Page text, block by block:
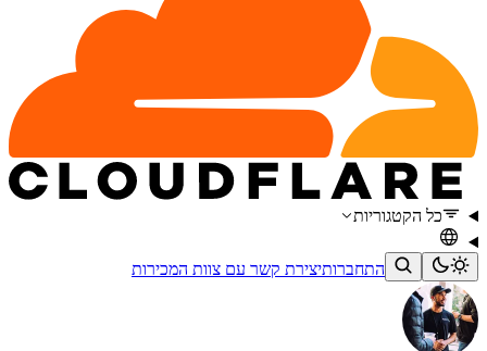
כל הקטגוריות
התחברותיצירת קשר עם צוות המכירות